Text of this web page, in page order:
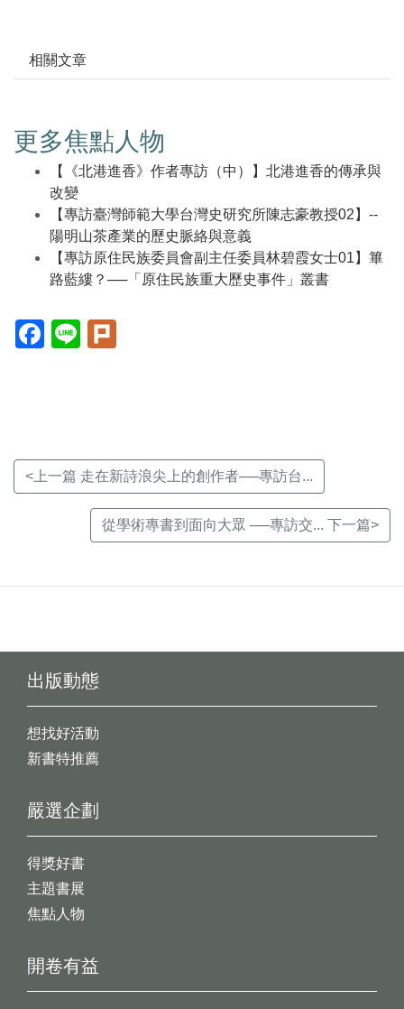
相關文章
更多焦點人物
【《北港進香》作者專訪（中）】北港進香的傳承與
改變
【專訪臺灣師範大學台灣史研究所陳志豪教授02】--
陽明山茶產業的歷史脈絡與意義
【專訪原住民族委員會副主任委員林碧霞女士01】篳
路藍縷？──「原住民族重大歷史事件」叢書
Facebook(另
開
Line(另
開
<上一篇 走在新詩浪尖上的創作者──專訪台...
從學術專書到面向大眾 ──專訪交... 下一篇>
出版動態
想找好活動
新書特推薦
開卷有益
嚴選企劃
得獎好書
主題書展
焦點人物